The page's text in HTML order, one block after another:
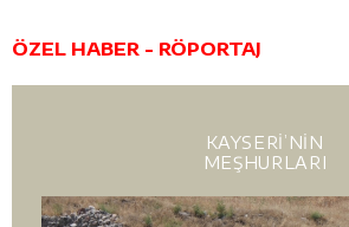
ÖZEL HABER - RÖPORTAJ
KAYSERİ’NİN
MEŞHURLARI